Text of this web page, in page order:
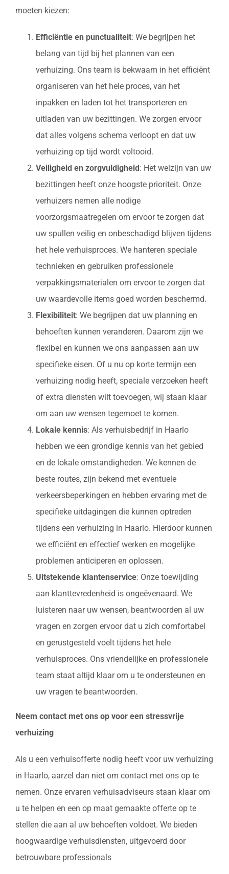
moeten kiezen:
Efficiëntie en punctualiteit: We begrijpen het
belang van tijd bij het plannen van een
verhuizing. Ons team is bekwaam in het efficiënt
organiseren van het hele proces, van het
inpakken en laden tot het transporteren en
uitladen van uw bezittingen. We zorgen ervoor
dat alles volgens schema verloopt en dat uw
verhuizing op tijd wordt voltooid.
Veiligheid en zorgvuldigheid : Het welzijn van uw
bezittingen heeft onze hoogste prioriteit. Onze
verhuizers nemen alle nodige
voorzorgsmaatregelen om ervoor te zorgen dat
uw spullen veilig en onbeschadigd blijven tijdens
het hele verhuisproces. We hanteren speciale
technieken en gebruiken professionele
verpakkingsmaterialen om ervoor te zorgen dat
uw waardevolle items goed worden beschermd.
Flexibiliteit: We begrijpen dat uw planning en
behoeften kunnen veranderen. Daarom zijn we
flexibel en kunnen we ons aanpassen aan uw
specifieke eisen. Of u nu op korte termijn een
verhuizing nodig heeft, speciale verzoeken heeft
of extra diensten wilt toevoegen, wij staan klaar
om aan uw wensen tegemoet te komen.
Lokale kennis: Als verhuisbedrijf in Haarlo
hebben we een grondige kennis van het gebied
en de lokale omstandigheden. We kennen de
beste routes, zijn bekend met eventuele
verkeersbeperkingen en hebben ervaring met de
specifieke uitdagingen die kunnen optreden
tijdens een verhuizing in Haarlo. Hierdoor kunnen
we efficiënt en effectief werken en mogelijke
problemen anticiperen en oplossen.
Uitstekende klantenservice: Onze toewijding
aan klanttevredenheid is ongeëvenaard. We
luisteren naar uw wensen, beantwoorden al uw
vragen en zorgen ervoor dat u zich comfortabel
en gerustgesteld voelt tijdens het hele
verhuisproces. Ons vriendelijke en professionele
team staat altijd klaar om u te ondersteunen en
uw vragen te beantwoorden.
Neem contact met ons op voor een stressvrije
verhuizing
Als u een verhuisofferte nodig heeft voor uw verhuizing
in Haarlo, aarzel dan niet om contact met ons op te
nemen. Onze ervaren verhuisadviseurs staan klaar om
u te helpen en een op maat gemaakte offerte op te
stellen die aan al uw behoeften voldoet. We bieden
hoogwaardige verhuisdiensten, uitgevoerd door
betrouwbare professionals